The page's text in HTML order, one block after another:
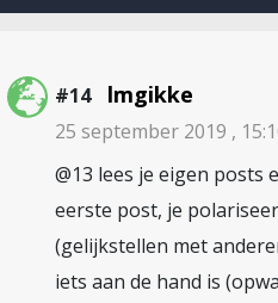
#14 lmgikke
25 september 2019 ,
@13 lees je eigen posts
eerste post, je
(gelijkstellen met
iets aan de hand is